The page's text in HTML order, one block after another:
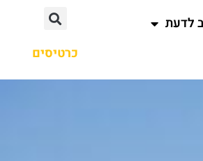
לדעת
כרטיסים